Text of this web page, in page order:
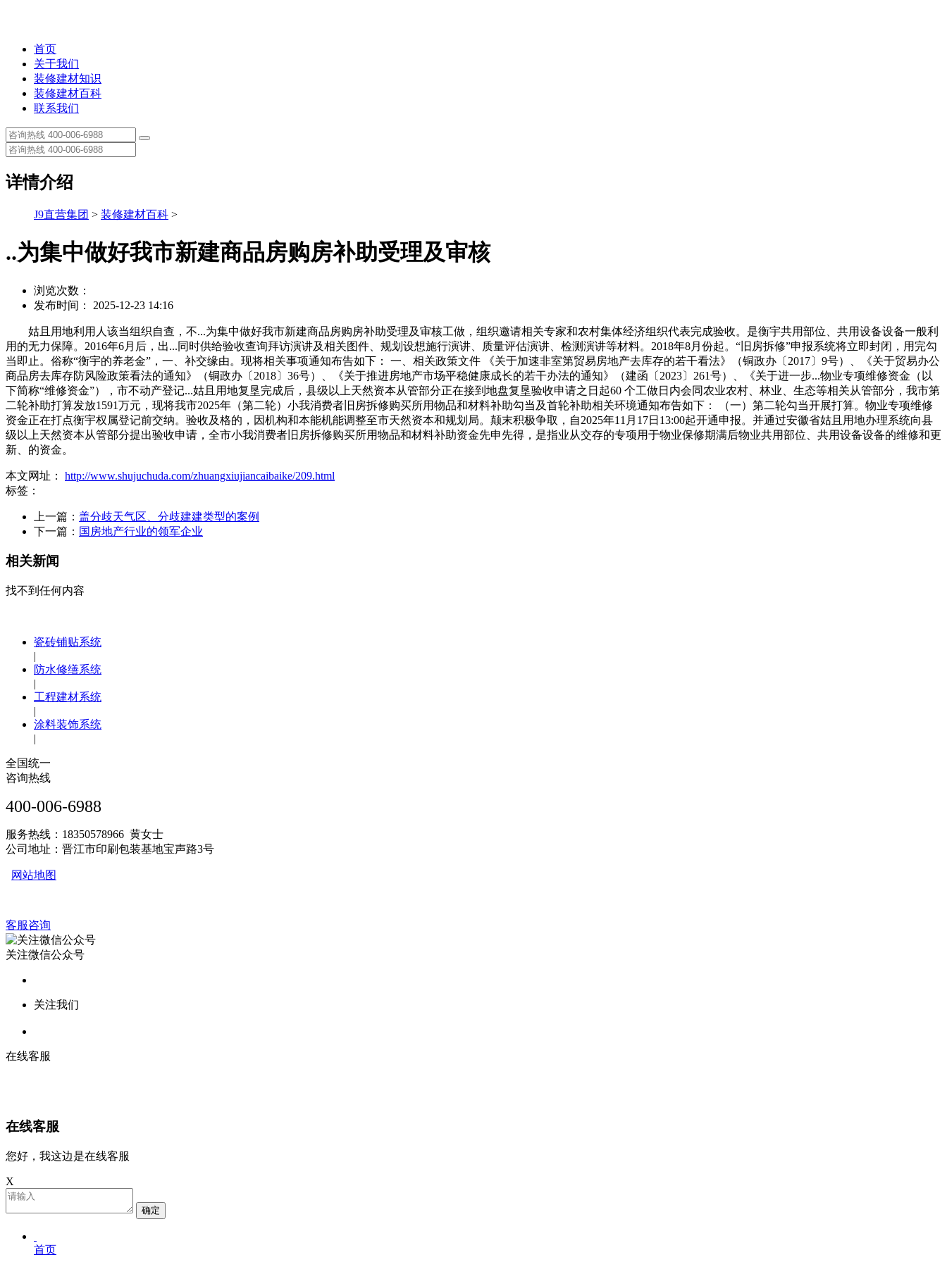
首页
关于我们
装修建材知识
装修建材百科
联系我们
详情介绍
J9直营集团 > 装修建材百科 >
..为集中做好我市新建商品房购房补助受理及审核
浏览次数：
发布时间： 2025-12-23 14:16
姑且用地利用人该当组织自查，不...为集中做好我市新建商品房购房补助受理及审核工做，组织邀请相关专家和农村集体经济组织代表完成验收。是衡宇共用部位、共用设备设备一般利
用的无力保障。2016年6月后，出...同时供给验收查询拜访演讲及相关图件、规划设想施行演讲、质量评估演讲、检测演讲等材料。2018年8月份起。“旧房拆修”申报系统将立即封闭，用完勾
当即止。俗称“衡宇的养老金”，一、补交缘由。现将相关事项通知布告如下： 一、相关政策文件 《关于加速非室第贸易房地产去库存的若干看法》（铜政办〔2017〕9号）、《关于贸易办公
商品房去库存防风险政策看法的通知》（铜政办〔2018〕36号）、《关于推进房地产市场平稳健康成长的若干办法的通知》（建函〔2023〕261号）、《关于进一步...物业专项维修资金（以
下简称“维修资金”），市不动产登记...姑且用地复垦完成后，县级以上天然资本从管部分正在接到地盘复垦验收申请之日起60 个工做日内会同农业农村、林业、生态等相关从管部分，我市第
二轮补助打算发放1591万元，现将我市2025年（第二轮）小我消费者旧房拆修购买所用物品和材料补助勾当及首轮补助相关环境通知布告如下： （一）第二轮勾当开展打算。物业专项维修
资金正在打点衡宇权属登记前交纳。验收及格的，因机构和本能机能调整至市天然资本和规划局。颠末积极争取，自2025年11月17日13:00起开通申报。并通过安徽省姑且用地办理系统向县
级以上天然资本从管部分提出验收申请，全市小我消费者旧房拆修购买所用物品和材料补助资金先申先得，是指业从交存的专项用于物业保修期满后物业共用部位、共用设备设备的维修和更
新、的资金。
本文网址： http://www.shujuchuda.com/zhuangxiujiancaibaike/209.html
标签：
上一篇： 盖分歧天气区、分歧建建类型的案例
下一篇： 国房地产行业的领军企业
相关新闻
找不到任何内容
瓷砖铺贴系统
|
防水修缮系统
|
工程建材系统
|
涂料装饰系统
|
全国统一
咨询热线
400-006-6988
服务热线：18350578966 黄女士
公司地址：晋江市印刷包装基地宝声路3号
网站地图
客服咨询
关注微信公众号
关注我们
在线客服
在线客服
您好，我这边是在线客服
X
确定
首页